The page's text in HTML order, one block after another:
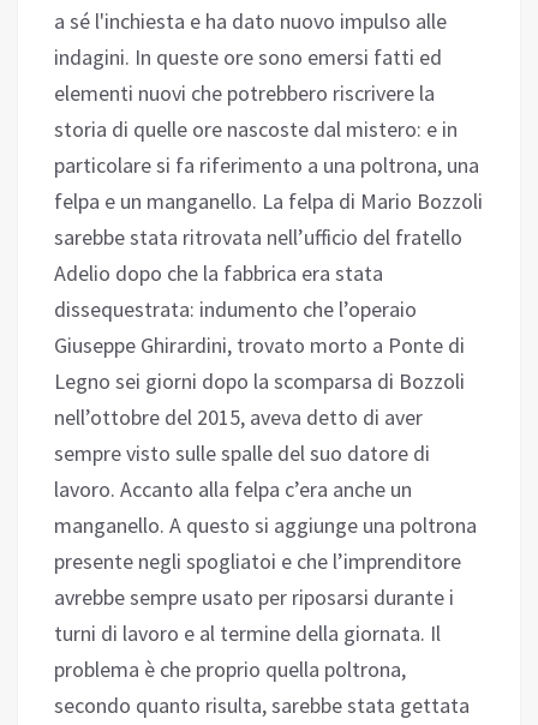
a sé l'inchiesta e ha dato nuovo impulso alle
indagini. In queste ore sono emersi fatti ed
elementi nuovi che potrebbero riscrivere la
storia di quelle ore nascoste dal mistero: e in
particolare si fa riferimento a una poltrona, una
felpa e un manganello. La felpa di Mario Bozzoli
sarebbe stata ritrovata nell’ufficio del fratello
Adelio dopo che la fabbrica era stata
dissequestrata: indumento che l’operaio
Giuseppe Ghirardini, trovato morto a Ponte di
Legno sei giorni dopo la scomparsa di Bozzoli
nell’ottobre del 2015, aveva detto di aver
sempre visto sulle spalle del suo datore di
lavoro. Accanto alla felpa c’era anche un
manganello. A questo si aggiunge una poltrona
presente negli spogliatoi e che l’imprenditore
avrebbe sempre usato per riposarsi durante i
turni di lavoro e al termine della giornata. Il
problema è che proprio quella poltrona,
secondo quanto risulta, sarebbe stata gettata